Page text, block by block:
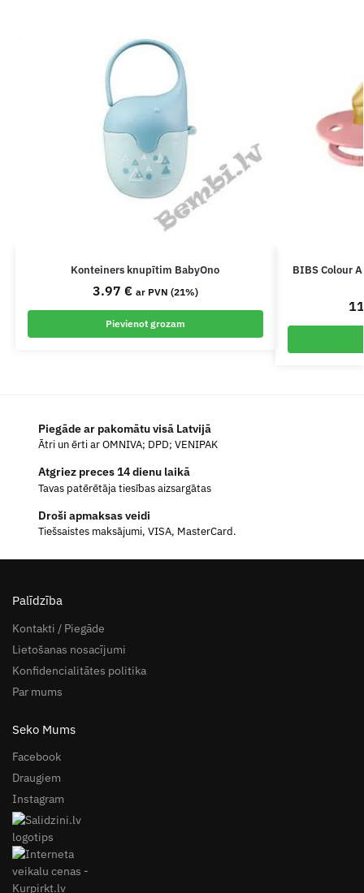
Konteiners knupītim BabyOno
3.97 € ar PVN (21%)
Pievienot grozam
BIBS Colour
Piegāde ar pakomātu visā Latvijā
Ātri un ērti ar OMNIVA; DPD; VENIPAK
Atgriez preces 14 dienu laikā
Tavas patērētāja tiesības aizsargātas
Droši apmaksas veidi
Tiešsaistes maksājumi, VISA, MasterCard.
Palīdzība
Kontakti / Piegāde
Lietošanas nosacījumi
Konfidencialitātes politika
Par mums
Seko Mums
Facebook
Draugiem
Instagram